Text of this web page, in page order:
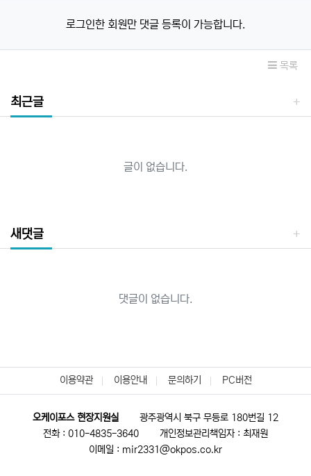
로그인한 회원만 댓글 등록이 가능합니다.
목록
최근글
글이 없습니다.
새댓글
댓글이 없습니다.
이용약관 이용안내 문의하기 PC버전
오케이포스 현장지원실
광주광역시 북구 무등로 180번길 12
전화 : 010-4835-3640
개인정보관리책임자 : 최재원
이메일 : mir2331@okpos.co.kr